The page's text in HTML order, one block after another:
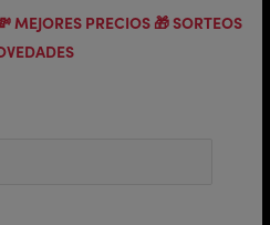
MEJORES PRECIOS 🎁 SORTEOS